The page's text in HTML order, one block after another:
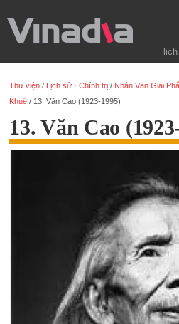
Thư viện / Lịch sử · Chính trị / Nhân Văn Giai
Khuê / 13. Văn Cao (1923-1995)
13. Văn Cao